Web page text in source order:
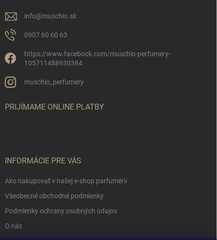
info@muschio.sk
0907 60 60 63
https://www.facebook.com/muschio-perfumery-
105711488930384
muschio_perfumery
PRIJÍMAME ONLINE PLATBY
INFORMÁCIE PRE VÁS
Ako nakupovať v našej e-shop parfumérii
Všeobecné obchodné podmienky
Podmienky ochrany osobných údajov
O nás